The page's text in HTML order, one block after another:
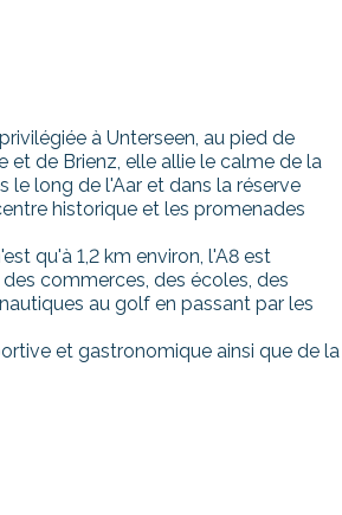
à Unterseen, au pied de
et de Brienz, elle allie le calme de la
le long de l'Aar et dans la réserve
historique et les promenades
qu'à 1,2 km environ, l'A8 est
commerces, des écoles, des
au golf en passant par les
et gastronomique ainsi que de la